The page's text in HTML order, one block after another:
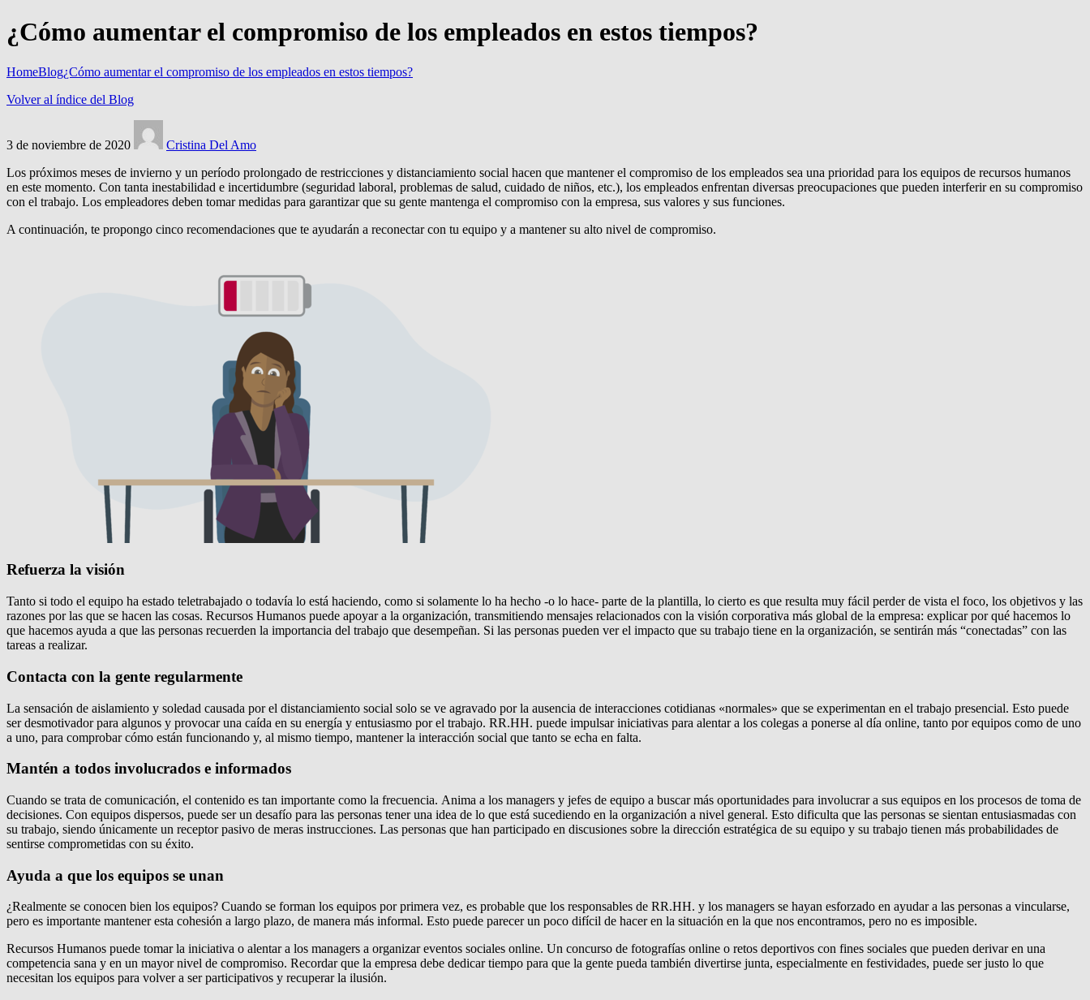
¿Cómo aumentar el compromiso de los empleados en estos tiempos?
HomeBlog¿Cómo aumentar el compromiso de los empleados en estos tiempos?
Volver al índice del Blog
3 de noviembre de 2020
Cristina Del Amo
Los próximos meses de invierno y un período prolongado de restricciones y distanciamiento social hacen que mantener el compromiso de los empleados sea una prioridad para los equipos de recursos humanos
en este momento. Con tanta inestabilidad e incertidumbre (seguridad laboral, problemas de salud, cuidado de niños, etc.), los empleados enfrentan diversas preocupaciones que pueden interferir en su compromiso
con el trabajo. Los empleadores deben tomar medidas para garantizar que su gente mantenga el compromiso con la empresa, sus valores y sus funciones.
A continuación, te propongo cinco recomendaciones que te ayudarán a reconectar con tu equipo y a mantener su alto nivel de compromiso.
Refuerza la visión
Tanto si todo el equipo ha estado teletrabajado o todavía lo está haciendo, como si solamente lo ha hecho -o lo hace- parte de la plantilla, lo cierto es que resulta muy fácil perder de vista el foco, los objetivos y las
razones por las que se hacen las cosas. Recursos Humanos puede apoyar a la organización, transmitiendo mensajes relacionados con la visión corporativa más global de la empresa: explicar por qué hacemos lo
que hacemos ayuda a que las personas recuerden la importancia del trabajo que desempeñan. Si las personas pueden ver el impacto que su trabajo tiene en la organización, se sentirán más “conectadas” con las
tareas a realizar.
Contacta con la gente regularmente
La sensación de aislamiento y soledad causada por el distanciamiento social solo se ve agravado por la ausencia de interacciones cotidianas «normales» que se experimentan en el trabajo presencial. Esto puede
ser desmotivador para algunos y provocar una caída en su energía y entusiasmo por el trabajo. RR.HH. puede impulsar iniciativas para alentar a los colegas a ponerse al día online, tanto por equipos como de uno
a uno, para comprobar cómo están funcionando y, al mismo tiempo, mantener la interacción social que tanto se echa en falta.
Mantén a todos involucrados e informados
Cuando se trata de comunicación, el contenido es tan importante como la frecuencia. Anima a los managers y jefes de equipo a buscar más oportunidades para involucrar a sus equipos en los procesos de toma de
decisiones. Con equipos dispersos, puede ser un desafío para las personas tener una idea de lo que está sucediendo en la organización a nivel general. Esto dificulta que las personas se sientan entusiasmadas con
su trabajo, siendo únicamente un receptor pasivo de meras instrucciones. Las personas que han participado en discusiones sobre la dirección estratégica de su equipo y su trabajo tienen más probabilidades de
sentirse comprometidas con su éxito.
Ayuda a que los equipos se unan
¿Realmente se conocen bien los equipos? Cuando se forman los equipos por primera vez, es probable que los responsables de RR.HH. y los managers se hayan esforzado en ayudar a las personas a vincularse,
pero es importante mantener esta cohesión a largo plazo, de manera más informal. Esto puede parecer un poco difícil de hacer en la situación en la que nos encontramos, pero no es imposible.
Recursos Humanos puede tomar la iniciativa o alentar a los managers a organizar eventos sociales online. Un concurso de fotografías online o retos deportivos con fines sociales que pueden derivar en una
competencia sana y en un mayor nivel de compromiso. Recordar que la empresa debe dedicar tiempo para que la gente pueda también divertirse junta, especialmente en festividades, puede ser justo lo que
necesitan los equipos para volver a ser participativos y recuperar la ilusión.